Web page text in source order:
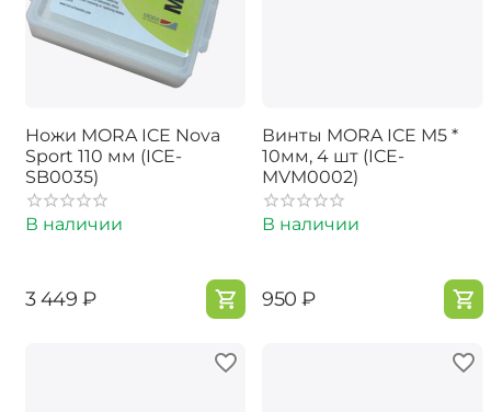
Ножи MORA ICE Nova
Sport 110 мм (ICE-
SB0035)
В наличии
‍3 449‍ ₽
Винты MORA ICE M5 *
10мм, 4 шт (ICE-
MVM0002)
В наличии
‍950‍ ₽